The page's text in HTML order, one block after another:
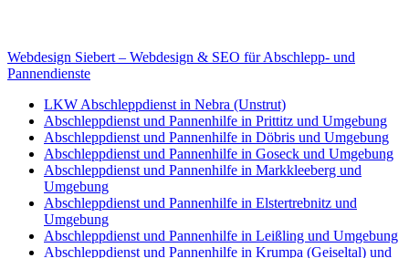
Webdesign Siebert – Webdesign & SEO für Abschlepp- und
Pannendienste
LKW Abschleppdienst in Nebra (Unstrut)
Abschleppdienst und Pannenhilfe in Prittitz und Umgebung
Abschleppdienst und Pannenhilfe in Döbris und Umgebung
Abschleppdienst und Pannenhilfe in Goseck und Umgebung
Abschleppdienst und Pannenhilfe in Markkleeberg und
Umgebung
Abschleppdienst und Pannenhilfe in Elstertrebnitz und
Umgebung
Abschleppdienst und Pannenhilfe in Leißling und Umgebung
Abschleppdienst und Pannenhilfe in Krumpa (Geiseltal) und